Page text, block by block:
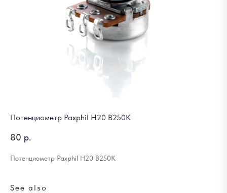
Потенциометр Paxphil H20 B250K
80 р.
Потенциометр Paxphil H20 B250K
See also